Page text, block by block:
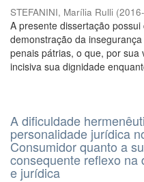
STEFANINI, Marília Rulli (
A presente dissertação
demonstração da
penais pátrias, o que, por
incisiva sua dignidade
A dificuldade
personalidade jurídica
Consumidor quanto a
consequente reflexo
e jurídica